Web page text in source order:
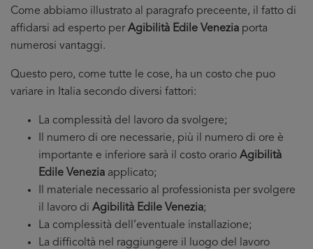
Come abbiamo illustrato al paragrafo preceente, il fatto di
affidarsi ad esperto perAgibilità Edile Venezia porta
numerosi vantaggi.
Questo pero, come tutte le cose, ha un costo che puo
variare in Italia secondo diversi fattori:
La complessità del lavoro da svolgere;
Il numero di ore necessarie, più il numero di ore è
importante e inferiore sarà il costo orario Agibilità
Edile Venezia applicato;
Il materiale necessario al professionista per svolgere
il lavoro di Agibilità Edile Venezia;
La complessità dell’eventuale installazione;
La difficoltà nel raggiungere il luogo del lavoro